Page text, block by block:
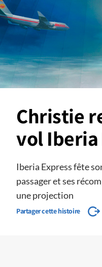
Christie
vol Iberia
Iberia Express fête
passager et ses
une projection
Partager cette histoire